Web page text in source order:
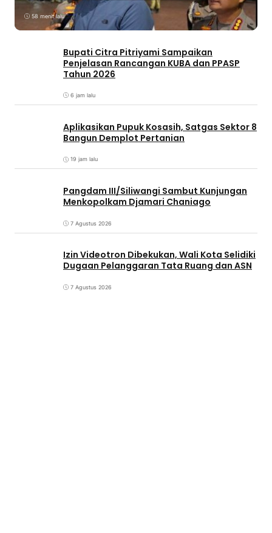
58 menit lalu
Bupati Citra Pitriyami Sampaikan
Penjelasan Rancangan KUBA dan PPASP
Tahun 2026
6 jam lalu
Aplikasikan Pupuk Kosasih, Satgas Sektor 8
Bangun Demplot Pertanian
19 jam lalu
Pangdam III/Siliwangi Sambut Kunjungan
Menkopolkam Djamari Chaniago
7 Agustus 2026
Izin Videotron Dibekukan, Wali Kota Selidiki
Dugaan Pelanggaran Tata Ruang dan ASN
7 Agustus 2026